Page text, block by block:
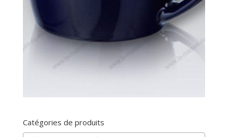
Catégories de produits